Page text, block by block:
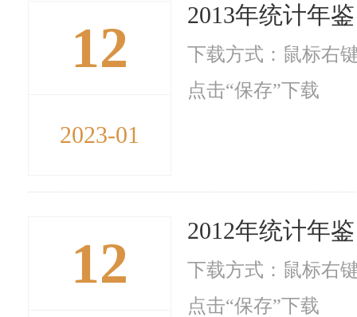
12
2023-01
2013年统计年鉴
下载方式：鼠标右
点击“保存”下载
12
2012年统计年鉴
下载方式：鼠标右
点击“保存”下载